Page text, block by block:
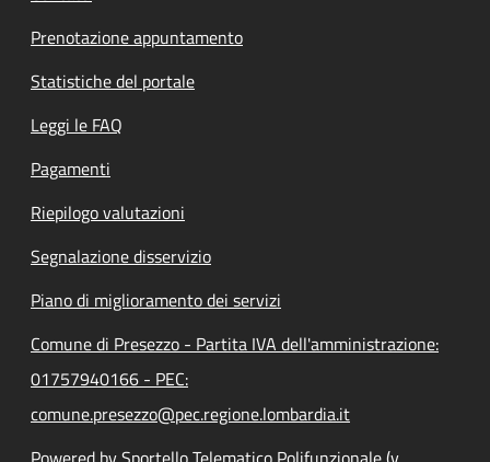
Prenotazione appuntamento
Statistiche del portale
Leggi le FAQ
Pagamenti
Riepilogo valutazioni
Segnalazione disservizio
Piano di miglioramento dei servizi
Comune di Presezzo - Partita IVA dell'amministrazione:
01757940166 - PEC:
comune.presezzo@pec.regione.lombardia.it